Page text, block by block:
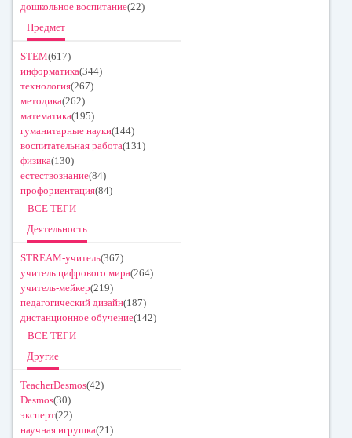
дошкольное воспитание(22)
Предмет
STEM(617)
информатика(344)
технология(267)
методика(262)
математика(195)
гуманитарные науки(144)
воспитательная работа(131)
физика(130)
естествознание(84)
профориентация(84)
ВСЕ ТЕГИ
Деятельность
STREAM-учитель(367)
учитель цифрового мира(264)
учитель-мейкер(219)
педагогический дизайн(187)
дистанционное обучение(142)
ВСЕ ТЕГИ
Другие
TeacherDesmos(42)
Desmos(30)
эксперт(22)
научная игрушка(21)